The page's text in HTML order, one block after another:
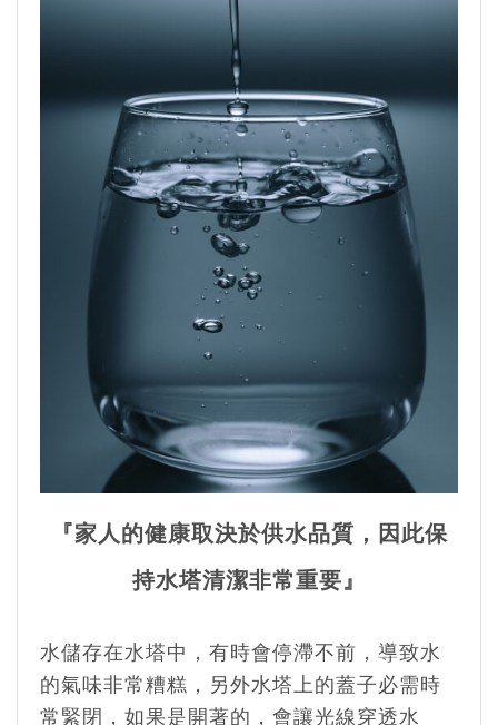
『家人的健康取決於供水品質，因此保
持水塔清潔非常重要』
水儲存在水塔中，有時會停滯不前，導致水
的氣味非常糟糕，另外水塔上的蓋子必需時
常緊閉，如果是開著的，會讓光線穿透水